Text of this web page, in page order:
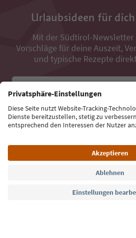
Urlaubsideen für
Mit der Südtirol-
Vorschläge für deine Auszeit,
und typische Rezepte
Jetzt